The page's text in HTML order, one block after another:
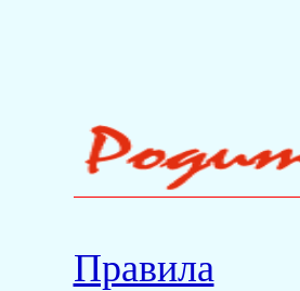
Правила